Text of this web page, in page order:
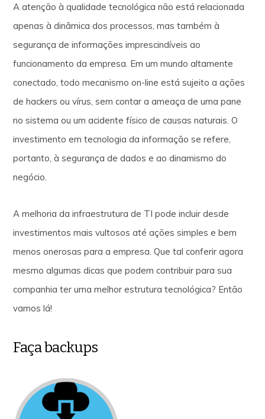
A atenção à qualidade tecnológica não está relacionada
apenas à dinâmica dos processos, mas também à
segurança de informações imprescindíveis ao
funcionamento da empresa. Em um mundo altamente
conectado, todo mecanismo on-line está sujeito a ações
de hackers ou vírus, sem contar a ameaça de uma pane
no sistema ou um acidente físico de causas naturais. O
investimento em tecnologia da informação se refere,
portanto, à segurança de dados e ao dinamismo do
negócio.
A melhoria da infraestrutura de TI pode incluir desde
investimentos mais vultosos até ações simples e bem
menos onerosas para a empresa. Que tal conferir agora
mesmo algumas dicas que podem contribuir para sua
companhia ter uma melhor estrutura tecnológica? Então
vamos lá!
Faça backups